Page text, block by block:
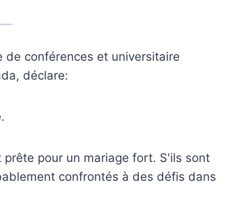
de conférences et universitaire
déclare:
pour un mariage fort. S'ils sont
confrontés à des défis dans